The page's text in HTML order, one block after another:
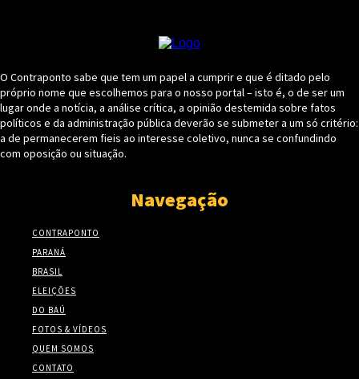
O Contraponto sabe que tem um papel a cumprir e que é ditado pelo
próprio nome que escolhemos para o nosso portal – isto é, o de ser um
lugar onde a notícia, a análise crítica, a opinião destemida sobre fatos
políticos e da administração pública deverão se submeter a um só critério:
a de permanecerem fieis ao interesse coletivo, nunca se confundindo
com oposição ou situação.
Navegação
CONTRAPONTO
PARANÁ
BRASIL
ELEIÇÕES
DO BAÚ
FOTOS & VÍDEOS
QUEM SOMOS
CONTATO